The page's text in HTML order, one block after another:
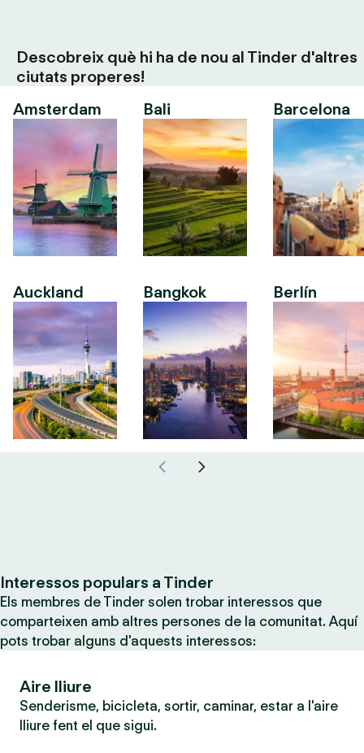
Descobreix què hi ha de nou al Tinder d'altres
ciutats properes!
Amsterdam
Auckland
Bali
Bangkok
Barcelona
Berlín
Interessos populars a Tinder
Els membres de Tinder solen trobar interessos que
comparteixen amb altres persones de la comunitat. Aquí
pots trobar alguns d'aquests interessos:
Aire lliure
Senderisme, bicicleta, sortir, caminar, estar a l'aire
lliure fent el que sigui.